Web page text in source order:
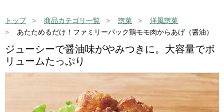
トップ 商品カテゴリ一覧 惣菜
洋風惣菜
あたためるだけ！ファミリーパック鶏モモ肉からあげ（醤油）
ジューシーで醤油味がやみつきに。大容量でボ
リュームたっぷり